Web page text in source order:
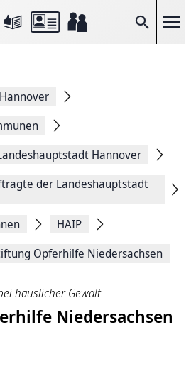
Suche
Hannover
der Landeshauptstadt
HAIP
Opferhilfe Niedersachsen
häuslicher Gewalt
Niedersachsen